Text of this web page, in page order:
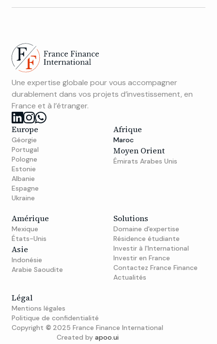
Une expertise globale pour vous accompagner
durablement dans vos projets d’investissement, en
France et à l’étranger.
Europe
Géorgie
Portugal
Pologne
Estonie
Albanie
Espagne
Ukraine
Afrique
Maroc
Moyen Orient
Émirats Arabes Unis
Amérique
Mexique
États-Unis
Asie
Indonésie
Arabie Saoudite
Solutions
Domaine d'expertise
Résidence étudiante
Investir à l'International
Investir en France
Contactez France Finance
Actualités
Légal
Mentions légales
Politique de confidentialité
Copyright © 2025 France Finance International
Created by apoo.ui